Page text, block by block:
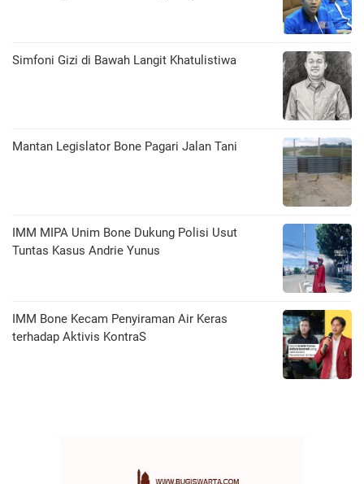
​Simfoni Gizi di Bawah Langit Khatulistiwa
Mantan Legislator Bone Pagari Jalan Tani
IMM MIPA Unim Bone Dukung Polisi Usut
Tuntas Kasus Andrie Yunus
IMM Bone Kecam Penyiraman Air Keras
terhadap Aktivis KontraS